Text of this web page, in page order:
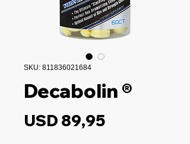
SKU: 811836021684
Decabolin ®
USD 89,95Precio